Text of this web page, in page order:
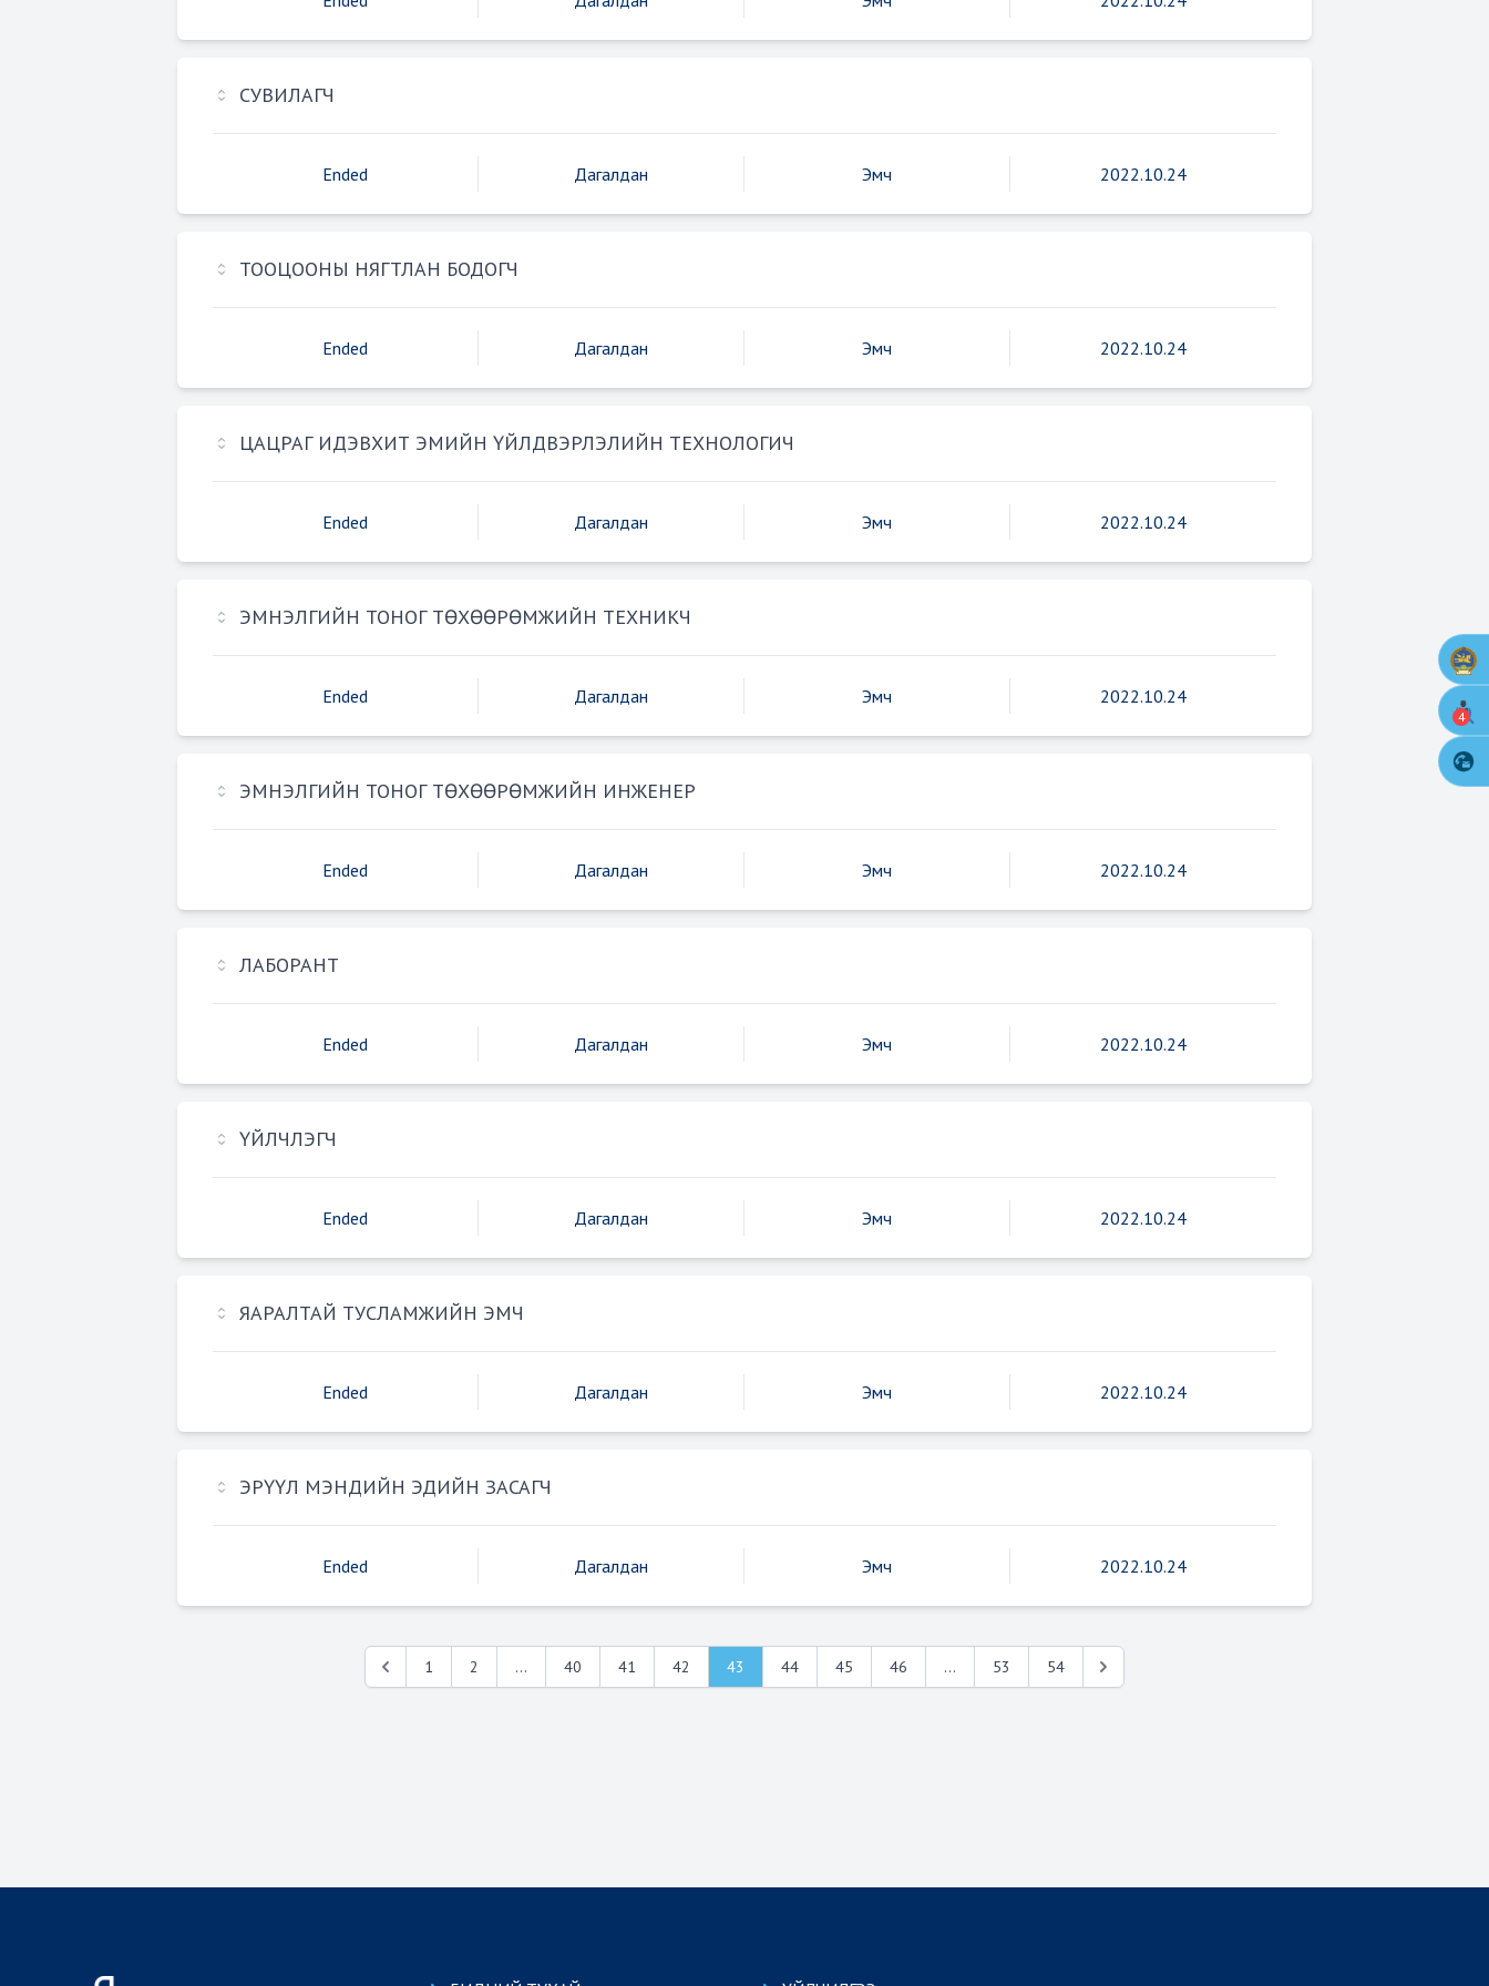
СУВИЛАГЧ
Ended Дагалдан Эмч 2022.10.24
ТООЦООНЫ НЯГТЛАН БОДОГЧ
Ended Дагалдан Эмч 2022.10.24
ЦАЦРАГ ИДЭВХИТ ЭМИЙН ҮЙЛДВЭРЛЭЛИЙН ТЕХНОЛОГИЧ
Ended Дагалдан Эмч 2022.10.24
ЭМНЭЛГИЙН ТОНОГ ТӨХӨӨРӨМЖИЙН ТЕХНИКЧ
Ended Дагалдан Эмч 2022.10.24
ЭМНЭЛГИЙН ТОНОГ ТӨХӨӨРӨМЖИЙН ИНЖЕНЕР
Ended Дагалдан Эмч 2022.10.24
ЛАБОРАНТ
Ended Дагалдан Эмч 2022.10.24
ҮЙЛЧЛЭГЧ
Ended Дагалдан Эмч 2022.10.24
ЯАРАЛТАЙ ТУСЛАМЖИЙН ЭМЧ
Ended Дагалдан Эмч 2022.10.24
ЭРҮҮЛ МЭНДИЙН ЭДИЙН ЗАСАГЧ
Ended Дагалдан Эмч 2022.10.24
1 2 ... 40 41 42 43 44 45 46 ... 53 54
4